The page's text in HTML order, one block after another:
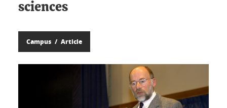
sciences
Campus Article